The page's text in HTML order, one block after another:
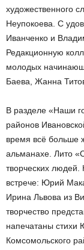
художественного
Неупокоева. С
Иванченко и
Редакционную
молодых
Баева, Жанна
В разделе «Наши
районов
время всё больше
альманахе. Лито
творческих людей.
встрече: Юрий
Ирина Львова из
творчество
напечатаны
Комсомольского